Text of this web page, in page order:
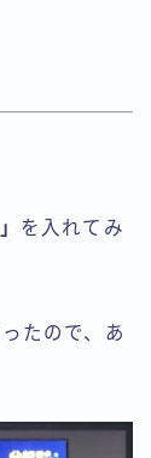
を入れてみ
たので、あ